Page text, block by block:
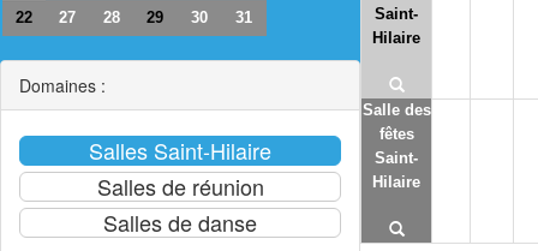
22
27 28 29 30 31
Domaines :
Saint-
Hilaire
Salle des
fêtes
Saint-
Hilaire